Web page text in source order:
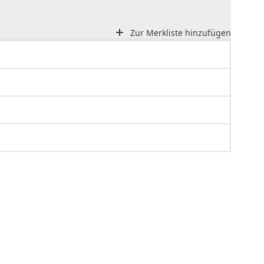
Zur Merkliste hinzufügen